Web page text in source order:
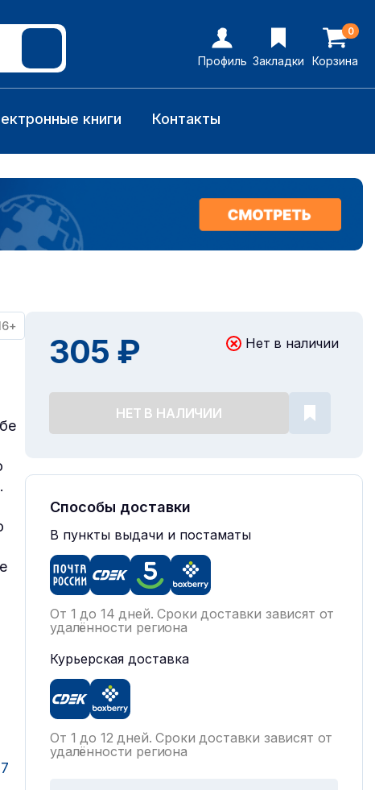
Профиль Закладки
0
Корзина
книги Контакты
305 ₽ Нет в наличии
НЕТ В НАЛИЧИИ
Способы доставки
В пункты выдачи и постаматы
От 1 до 14 дней. Сроки доставки зависят от
удалённости региона
Курьерская доставка
От 1 до 12 дней. Сроки доставки зависят от
удалённости региона